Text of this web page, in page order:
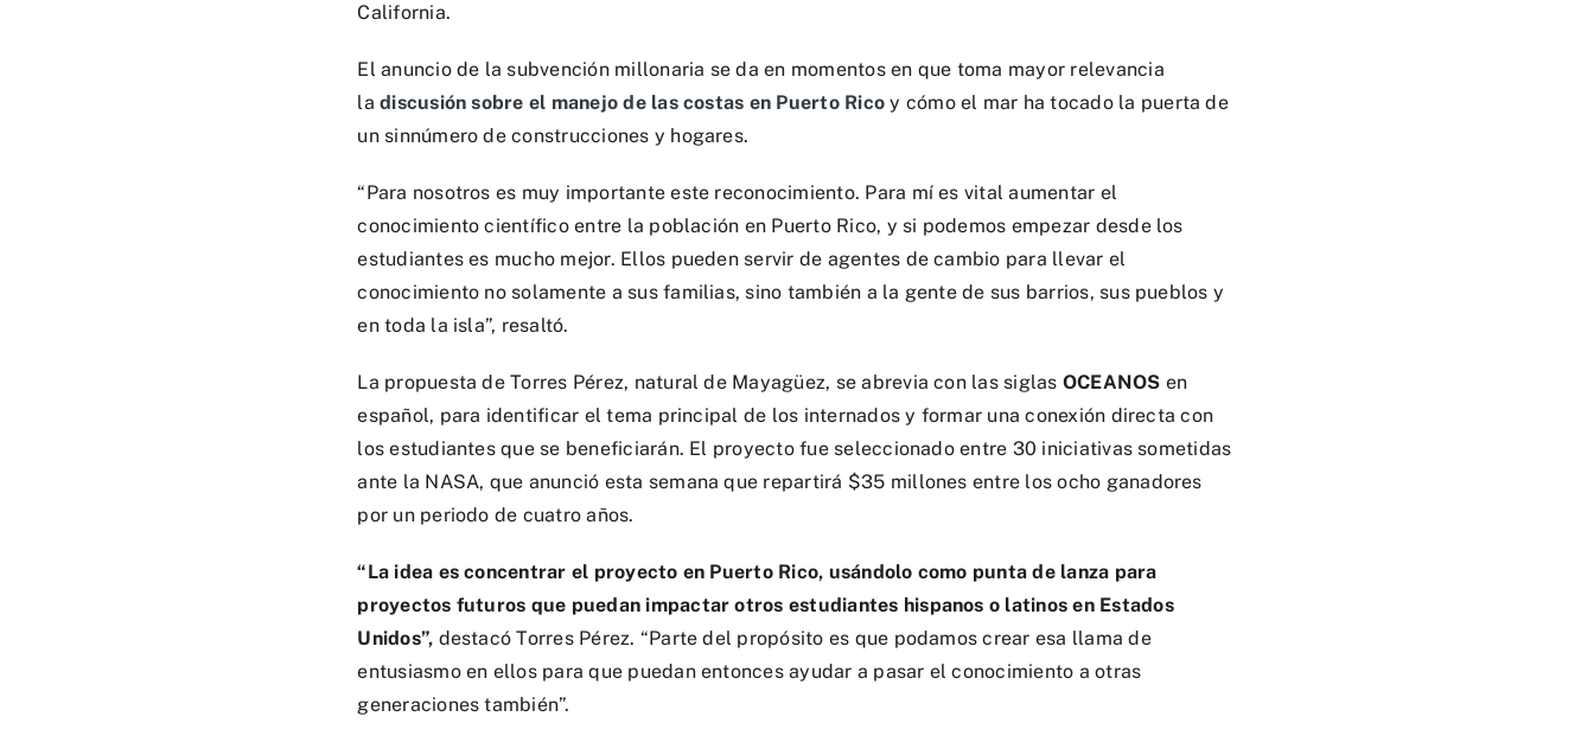
California.
El anuncio de la subvención millonaria se da en momentos en que toma mayor relevancia
ladiscusión sobre el manejo de las costas en Puerto Rico y cómo el mar ha tocado la puerta de
un sinnúmero de construcciones y hogares.
“Para nosotros es muy importante este reconocimiento. Para mí es vital aumentar el
conocimiento científico entre la población en Puerto Rico, y si podemos empezar desde los
estudiantes es mucho mejor. Ellos pueden servir de agentes de cambio para llevar el
conocimiento no solamente a sus familias, sino también a la gente de sus barrios, sus pueblos y
en toda la isla”, resaltó.
La propuesta de Torres Pérez, natural de Mayagüez, se abrevia con las siglas OCEANOS en
español, para identificar el tema principal de los internados y formar una conexión directa con
los estudiantes que se beneficiarán. El proyecto fue seleccionado entre 30 iniciativas sometidas
ante la NASA, que anunció esta semana que repartirá $35 millones entre los ocho ganadores
por un periodo de cuatro años.
“La idea es concentrar el proyecto en Puerto Rico, usándolo como punta de lanza para
proyectos futuros que puedan impactar otros estudiantes hispanos o latinos en Estados
Unidos”, destacó Torres Pérez. “Parte del propósito es que podamos crear esa llama de
entusiasmo en ellos para que puedan entonces ayudar a pasar el conocimiento a otras
generaciones también”.